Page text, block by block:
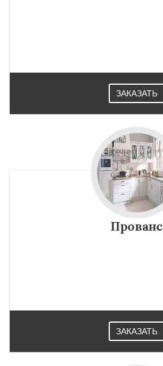
ЗАКАЗАТЬ
Прованс
ЗАКАЗАТЬ